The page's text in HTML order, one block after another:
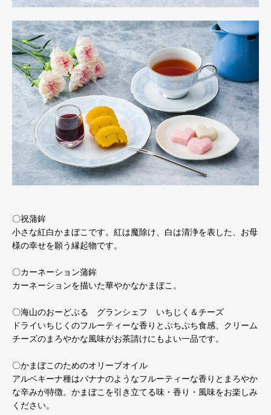
〇祝蒲鉾
小さな紅白かまぼこです。紅は魔除け、白は清浄を表した、お母
様の幸せを願う縁起物です。
〇カーネーション蒲鉾
カーネーションを描いた華やかなかまぼこ。
〇海山のおーどぶる グランシェフ いちじく＆チーズ
ドライいちじくのフルーティーな香りとぷちぷち食感、クリーム
チーズのまろやかな風味がお茶請けにもよい一品です。
〇かまぼこのためのオリーブオイル
アルベキーナ種はバナナのようなフルーティーな香りとまろやか
な辛みが特徴。かまぼこを引き立てる味・香り・風味をお楽しみ
ください。